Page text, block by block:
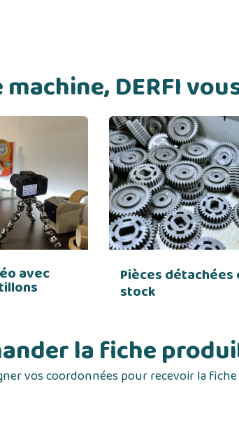
DERFI
avec Pièces détachées
stock
la fiche
vos coordonnées pour recevoir la